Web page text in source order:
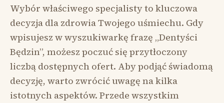
Wybór właściwego specjalisty to kluczowa
decyzja dla zdrowia Twojego uśmiechu. Gdy
wpisujesz w wyszukiwarkę frazę „Dentyści
Będzin”, możesz poczuć się przytłoczony
liczbą dostępnych ofert. Aby podjąć świadomą
decyzję, warto zwrócić uwagę na kilka
istotnych aspektów. Przede wszystkim